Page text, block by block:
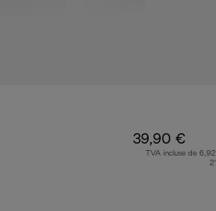
39,90 €
TVA incluse de